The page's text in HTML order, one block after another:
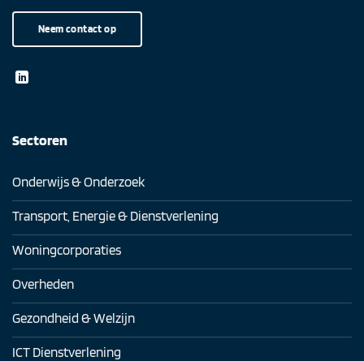
Neem contact op
Sectoren
Onderwijs & Onderzoek
Transport, Energie & Dienstverlening
Woningcorporaties
Overheden
Gezondheid & Welzijn
ICT Dienstverlening